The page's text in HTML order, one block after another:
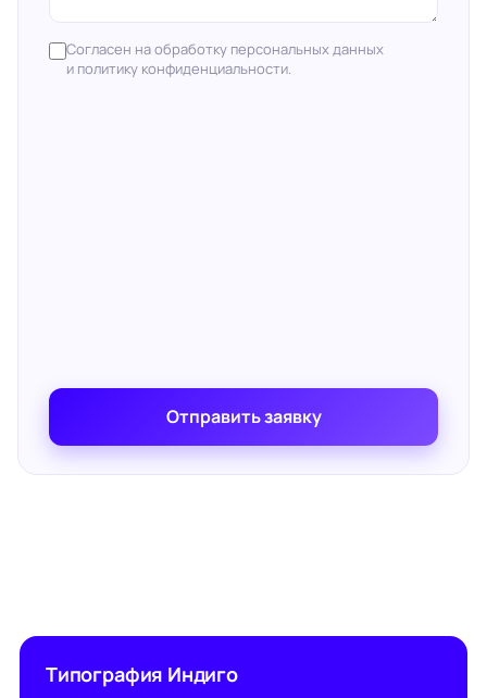
Согласен на обработку персональных данных
и политику конфиденциальности.
Отправить заявку
Типография Индиго